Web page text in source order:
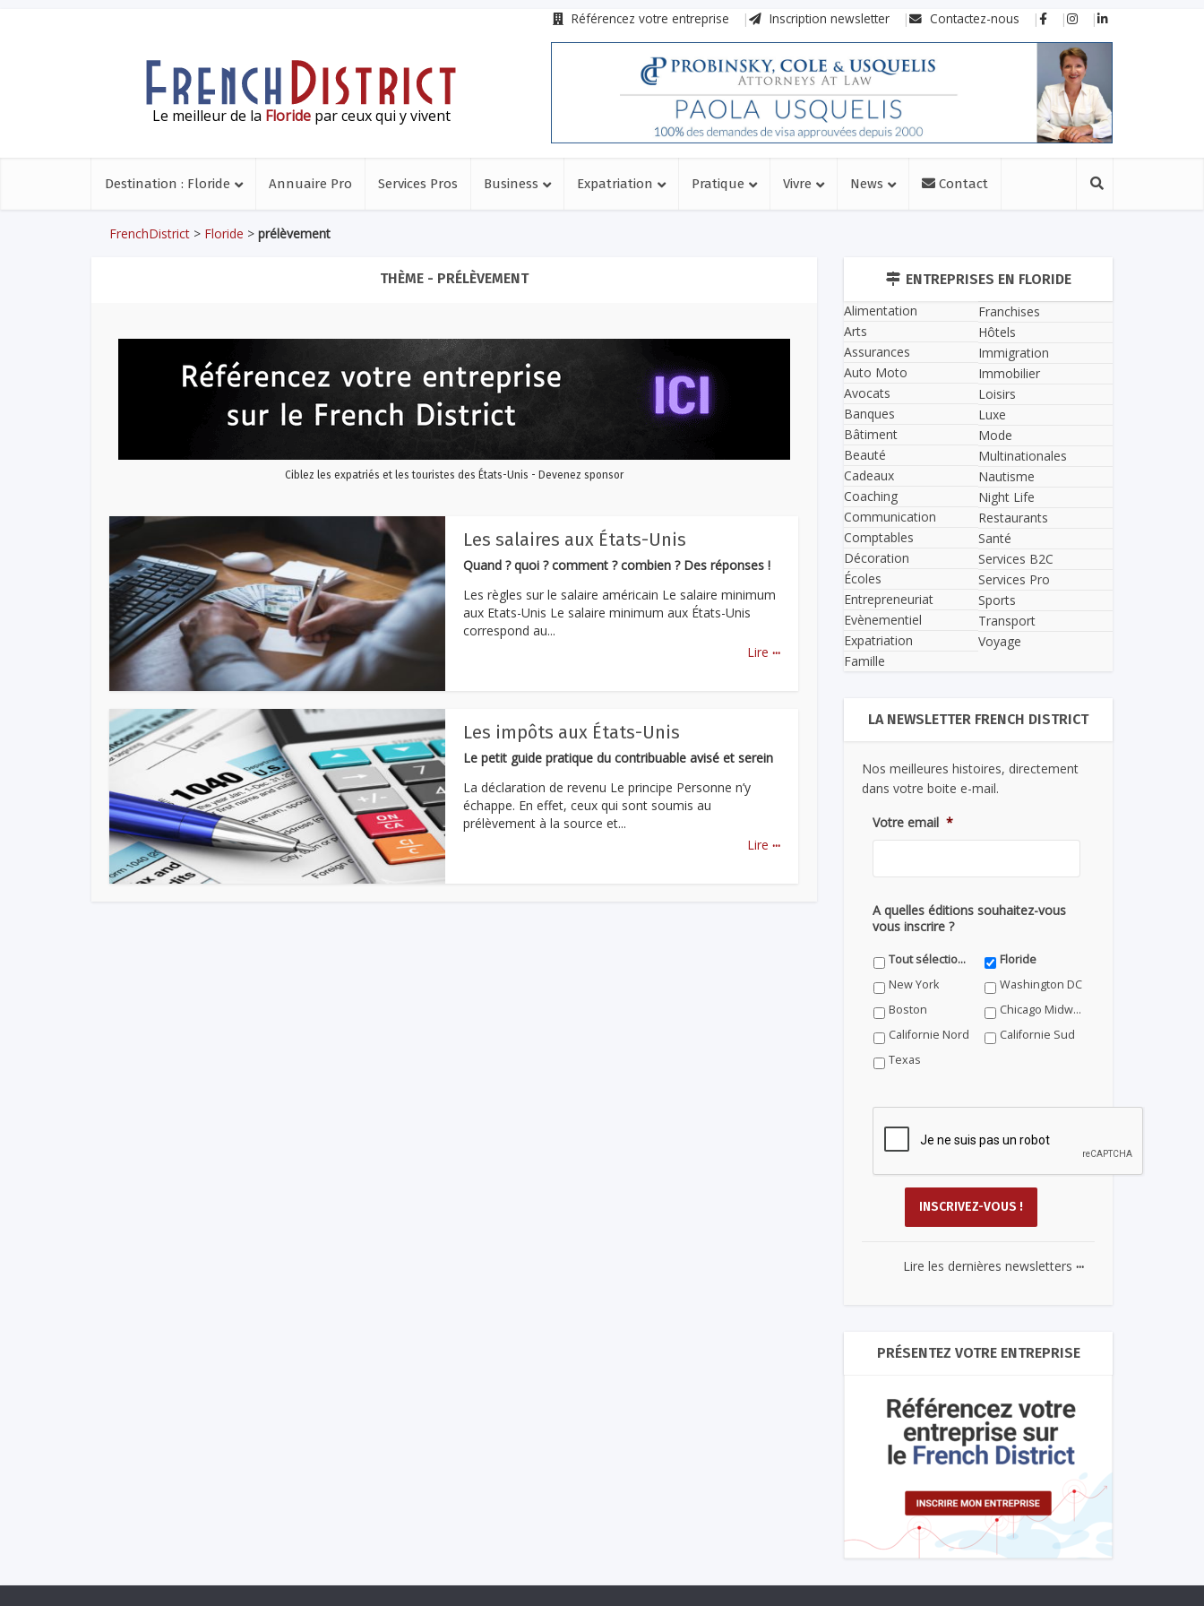
Référencez votre entreprise Inscription newsletter Contactez-nous
Le meilleur de la Floridepar ceux qui y vivent
Destination : Floride Annuaire Pro Services Pros Business Expatriation Pratique Vivre News Contact
FrenchDistrict > Floride > prélèvement
THÈME - PRÉLÈVEMENT
Ciblez les expatriés et les touristes des États-Unis - Devenez sponsor
Les salaires aux États-Unis
Quand ? quoi ? comment ? combien ? Des réponses !
Les règles sur le salaire américain Le salaire minimum
aux Etats-Unis Le salaire minimum aux États-Unis
correspond au...
Lire ...
Les impôts aux États-Unis
Le petit guide pratique du contribuable avisé et serein
La déclaration de revenu Le principe Personne n’y
échappe. En effet, ceux qui sont soumis au
prélèvement à la source et...
Lire ...
ENTREPRISES EN FLORIDE
Alimentation
Arts
Assurances
Auto Moto
Avocats
Banques
Bâtiment
Beauté
Cadeaux
Coaching
Communication
Comptables
Décoration
Écoles
Entrepreneuriat
Evènementiel
Expatriation
Famille
Franchises
Hôtels
Immigration
Immobilier
Loisirs
Luxe
Mode
Multinationales
Nautisme
Night Life
Restaurants
Santé
Services B2C
Services Pro
Sports
Transport
Voyage
LA NEWSLETTER FRENCH DISTRICT
Nos meilleures histoires, directement
dans votre boite e-mail.
Votre email *
A quelles éditions souhaitez-vous
vous inscrire ?
Tout sélectionner
Floride
New York
Washington DC
Boston
Chicago Midwest
Californie Nord
Californie Sud
Texas
Lire les dernières newsletters ...
PRÉSENTEZ VOTRE ENTREPRISE